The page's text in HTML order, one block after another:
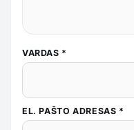
VARDAS *
EL. PAŠTO ADRESAS *